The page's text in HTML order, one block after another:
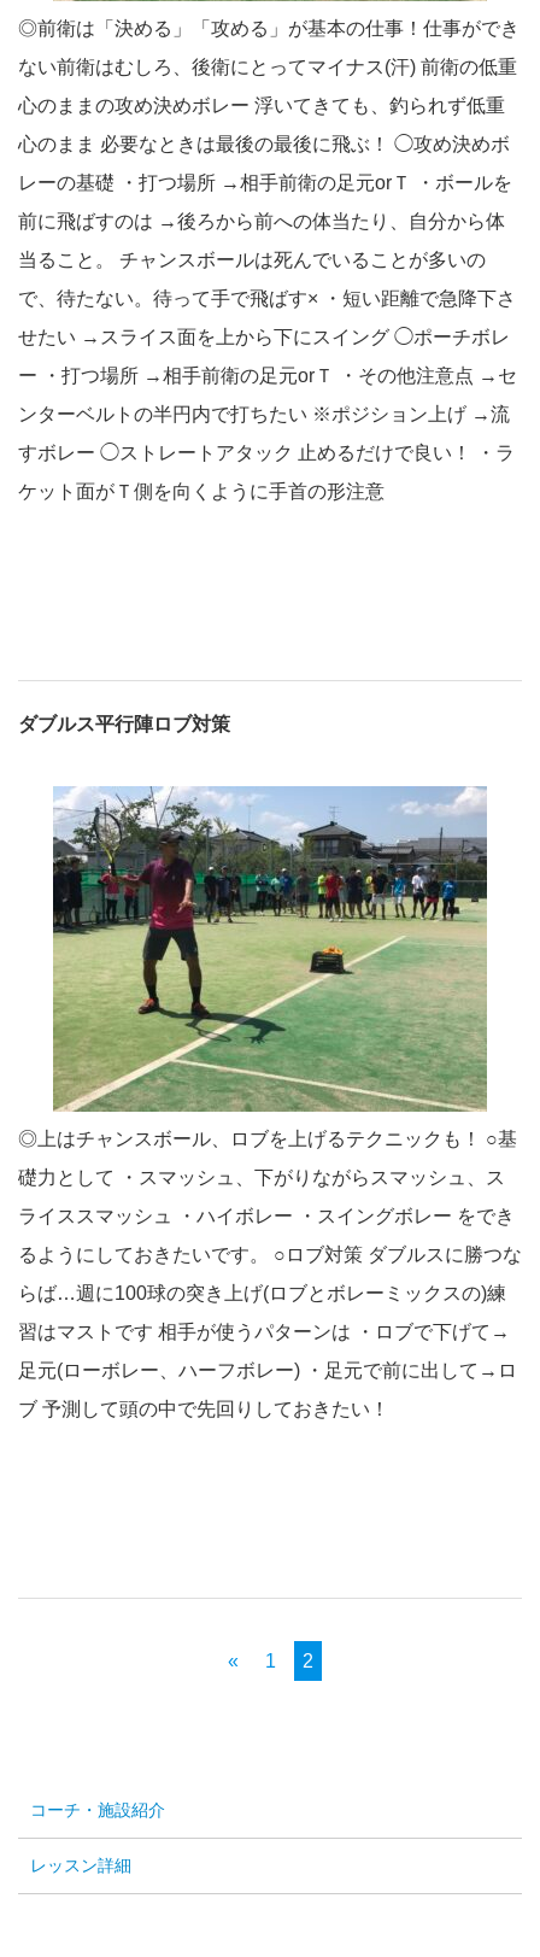
◎前衛は「決める」「攻める」が基本の仕事！仕事ができ
ない前衛はむしろ、後衛にとってマイナス(汗) 前衛の低重
心のままの攻め決めボレー 浮いてきても、釣られず低重
心のまま 必要なときは最後の最後に飛ぶ！ ◯攻め決めボ
レーの基礎 ・打つ場所 →相手前衛の足元orＴ ・ボールを
前に飛ばすのは →後ろから前への体当たり、自分から体
当ること。 チャンスボールは死んでいることが多いの
で、待たない。待って手で飛ばす× ・短い距離で急降下さ
せたい →スライス面を上から下にスイング ◯ポーチボレ
ー ・打つ場所 →相手前衛の足元orＴ ・その他注意点 →セ
ンターベルトの半円内で打ちたい ※ポジション上げ →流
すボレー ◯ストレートアタック 止めるだけで良い！ ・ラ
ケット面がＴ側を向くように手首の形注意
ダブルス平行陣ロブ対策
◎上はチャンスボール、ロブを上げるテクニックも！ ○基
礎力として ・スマッシュ、下がりながらスマッシュ、ス
ライススマッシュ ・ハイボレー ・スイングボレー をでき
るようにしておきたいです。 ○ロブ対策 ダブルスに勝つな
らば…週に100球の突き上げ(ロブとボレーミックスの)練
習はマストです 相手が使うパターンは ・ロブで下げて→
足元(ローボレー、ハーフボレー) ・足元で前に出して→ロ
ブ 予測して頭の中で先回りしておきたい！
« 1 2
コーチ・施設紹介
レッスン詳細